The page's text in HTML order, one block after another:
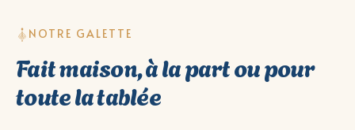
NOTRE GALETTE
Fait maison, à la part ou pour
toute la tablée